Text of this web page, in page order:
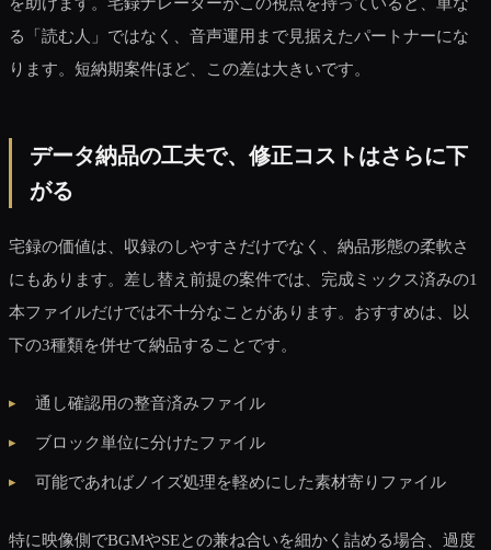
る「読む人」ではなく、音声運用まで見据えたパートナーにな
ります。短納期案件ほど、この差は大きいです。
データ納品の工夫で、修正コストはさらに下
がる
宅録の価値は、収録のしやすさだけでなく、納品形態の柔軟さ
にもあります。差し替え前提の案件では、完成ミックス済みの1
本ファイルだけでは不十分なことがあります。おすすめは、以
下の3種類を併せて納品することです。
通し確認用の整音済みファイル
ブロック単位に分けたファイル
可能であればノイズ処理を軽めにした素材寄りファイル
特に映像側でBGMやSEとの兼ね合いを細かく詰める場合、過度